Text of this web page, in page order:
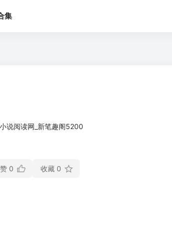
集
说阅读网_新笔趣阁5200
0 收藏 0